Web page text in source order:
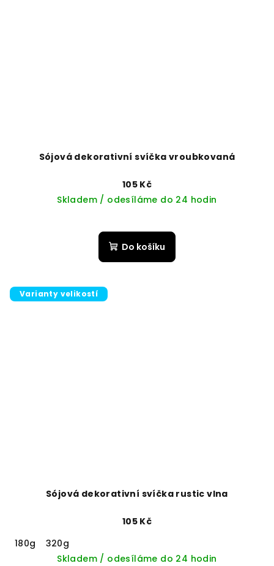
Sójová dekorativní svíčka vroubkovaná
105 Kč
Skladem / odesíláme do 24 hodin
Do košíku
Varianty velikostí
Sójová dekorativní svíčka rustic vlna
105 Kč
180g
320g
Skladem / odesíláme do 24 hodin